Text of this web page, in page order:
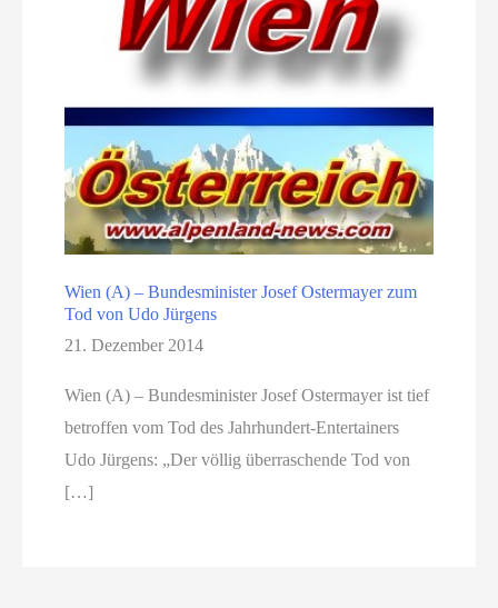
Wien (A) – Bundesminister Josef Ostermayer zum
Tod von Udo Jürgens
21. Dezember 2014
Wien (A) – Bundesminister Josef Ostermayer ist tief
betroffen vom Tod des Jahrhundert-Entertainers
Udo Jürgens: „Der völlig überraschende Tod von
[…]